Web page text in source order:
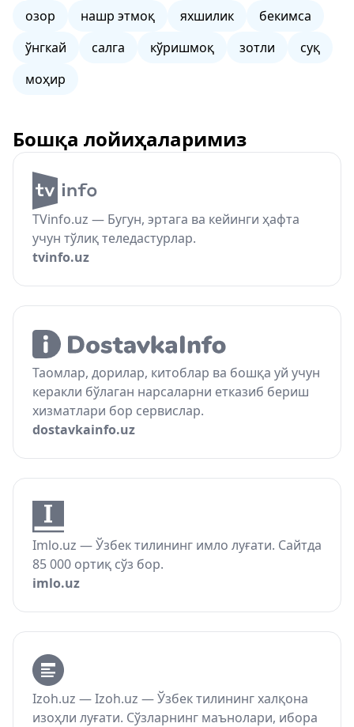
озор нашр этмоқ яхшилик
бекимса
ўнгкай
салга кўришмоқ зотли
суқ
моҳир
Бошқа лойиҳаларимиз
TVinfo.uz — Бугун, эртага ва кейинги ҳафта
учун тўлиқ теледастурлар.
tvinfo.uz
Таомлар, дорилар, китоблар ва бошқа уй учун
керакли бўлаган нарсаларни етказиб бериш
хизматлари бор сервислар.
dostavkainfo.uz
Imlo.uz — Ўзбек тилининг имло луғати. Сайтда
85 000 ортиқ сўз бор.
imlo.uz
Izoh.uz — Izoh.uz — Ўзбек тилининг халқона
изоҳли луғати. Сўзларнинг маънолари, ибора